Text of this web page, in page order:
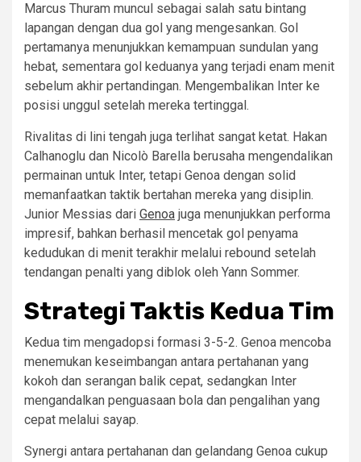
Marcus Thuram muncul sebagai salah satu bintang
lapangan dengan dua gol yang mengesankan. Gol
pertamanya menunjukkan kemampuan sundulan yang
hebat, sementara gol keduanya yang terjadi enam menit
sebelum akhir pertandingan. Mengembalikan Inter ke
posisi unggul setelah mereka tertinggal.
Rivalitas di lini tengah juga terlihat sangat ketat. Hakan
Calhanoglu dan Nicolò Barella berusaha mengendalikan
permainan untuk Inter, tetapi Genoa dengan solid
memanfaatkan taktik bertahan mereka yang disiplin.
Junior Messias dari Genoa juga menunjukkan performa
impresif, bahkan berhasil mencetak gol penyama
kedudukan di menit terakhir melalui rebound setelah
tendangan penalti yang diblok oleh Yann Sommer.
Strategi Taktis Kedua Tim
Kedua tim mengadopsi formasi 3-5-2. Genoa mencoba
menemukan keseimbangan antara pertahanan yang
kokoh dan serangan balik cepat, sedangkan Inter
mengandalkan penguasaan bola dan pengalihan yang
cepat melalui sayap.
Synergi antara pertahanan dan gelandang Genoa cukup